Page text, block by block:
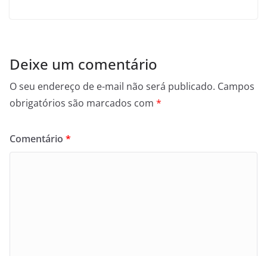
Deixe um comentário
O seu endereço de e-mail não será publicado. Campos
obrigatórios são marcados com *
Comentário *